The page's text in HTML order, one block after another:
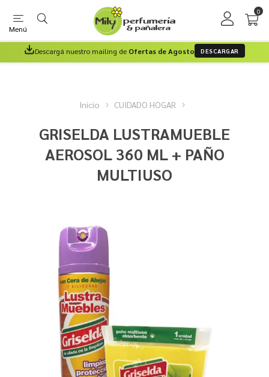
Menú
0
Descargá nuestro mailing de Ofertas de Agosto DESCARGAR
Inicio CUIDADO HOGAR
GRISELDA LUSTRAMUEBLE
AEROSOL 360 ML + PAÑO
MULTIUSO